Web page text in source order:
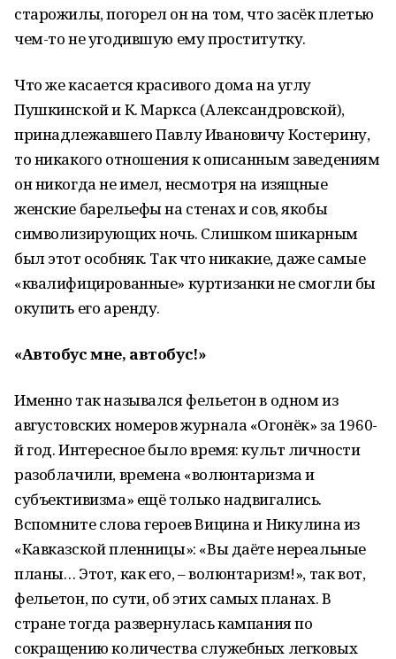
старожилы, погорел он на том, что засёк плетью
чем-то не угодившую ему проститутку.
Что же касается красивого дома на углу
Пушкинской и К. Маркса (Александровской),
принадлежавшего Павлу Ивановичу Костерину,
то никакого отношения к описанным заведениям
он никогда не имел, несмотря на изящные
женские барельефы на стенах и сов, якобы
символизирующих ночь. Слишком шикарным
был этот особняк. Так что никакие, даже самые
«квалифицированные» куртизанки не смогли бы
окупить его аренду.
«Автобус мне, автобус!»
Именно так назывался фельетон в одном из
августовских номеров журнала «Огонёк» за 1960-
й год. Интересное было время: культ личности
разоблачили, времена «волюнтаризма и
субъективизма» ещё только надвигались.
Вспомните слова героев Вицина и Никулина из
«Кавказской пленницы»: «Вы даёте нереальные
планы… Этот, как его, – волюнтаризм!», так вот,
фельетон, по сути, об этих самых планах. В
стране тогда развернулась кампания по
сокращению количества служебных легковых